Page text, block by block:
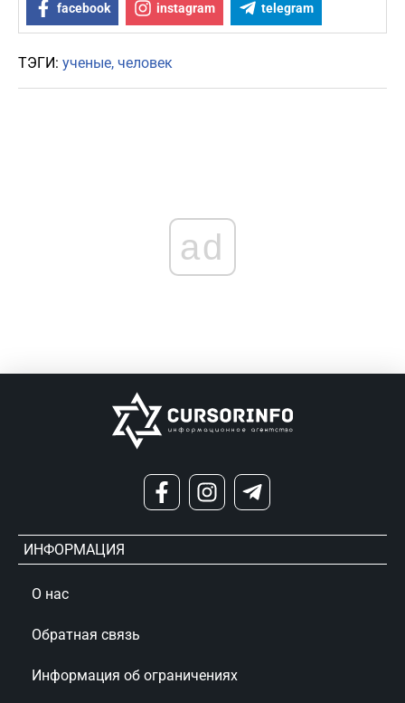
facebook instagram telegram
ТЭГИ: ученые человек
ad
ИНФОРМАЦИЯ
О нас
Обратная связь
Информация об ограничениях